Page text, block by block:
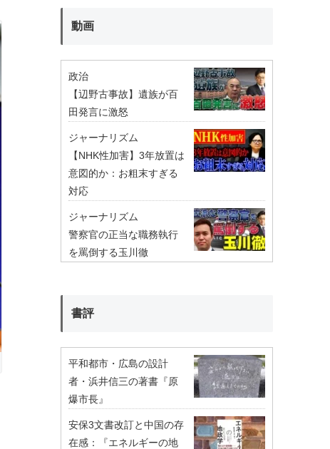
動画
政治
【辺野古事故】遺族が百
田発言に激怒
ジャーナリズム
【NHK性加害】3年放置は
意図的か：お粗末すぎる
対応
ジャーナリズム
警察官の正当な職務執行
を罵倒する玉川徹
書評
平和都市・広島の設計
者・浜井信三の著書『原
爆市長』
安保3文書改訂と中国の存
在感：『エネルギーの地